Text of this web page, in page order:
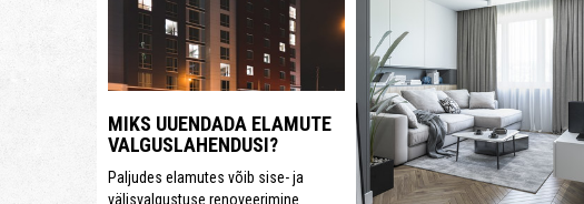
MIKS UUENDADA ELAMUTE
VALGUSLAHENDUSI?
Paljudes elamutes võib sise- ja
välisvalgustuse renoveerimine